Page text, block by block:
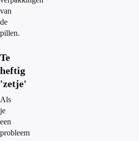
van
de
pillen.
Te
heftig
'zetje'
Als
je
een
probleem